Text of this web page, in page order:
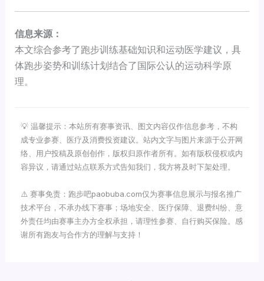
信息来源：
本文综合参考了跑步训练基础知识和运动医学建议，具
体跑步姿势和训练计划结合了国际公认的运动科学原
理。
💡 温馨提示：本站所有赛事资讯、图文内容仅作信息参考，不构
成专业参赛、医疗及消费投资建议。站内文字与图片来源于公开网
络、用户投稿及原创创作，版权归原作者所有。如有版权侵权或内
容异议，请通过站点联系方式告知我们，我方将及时下架处理。
⚠️ 赛事免责：跑步吧paobuba.com仅为赛事信息展示与报名推广
技术平台，不承办线下赛事；场地安全、医疗保障、退费纠纷、意
外责任均由赛事主办方全权承担，请理性参赛、自行购买保险。感
谢所有跑友与合作方的理解与支持！